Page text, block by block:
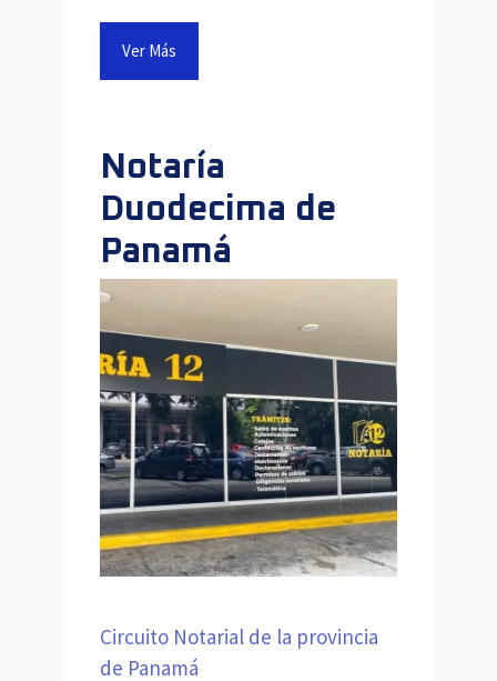
Ver Más
Notaría
Duodecima de
Panamá
Circuito Notarial de la provincia
de Panamá